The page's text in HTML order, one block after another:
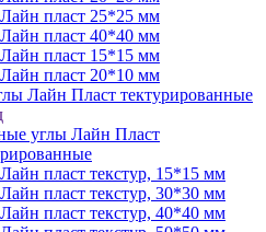
пласт 25*25 мм
пласт 40*40 мм
пласт 15*15 мм
пласт 20*10 мм
Лайн Пласт тектурированные
углы Лайн Пласт
пласт текстур, 15*15 мм
пласт текстур, 30*30 мм
пласт текстур, 40*40 мм